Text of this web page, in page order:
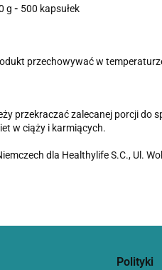
g - 500 kapsułek
przechowywać w
przekraczać zalecanej porcji do
w ciąży i karmiących.
dla Healthylife S.C., Ul.
Polityki